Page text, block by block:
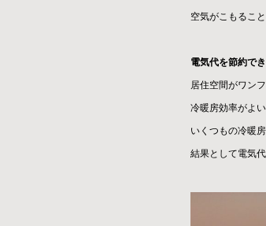
空気がこもるこ
電気代を節約で
居住空間がワン
冷暖房効率がよ
いくつもの冷暖
結果として電気